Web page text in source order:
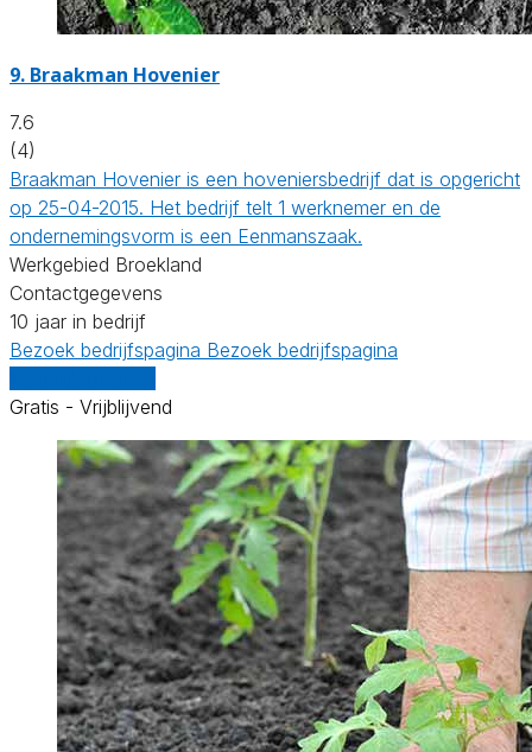
9. Braakman Hovenier
7.6
(4)
Braakman Hovenier is een hoveniersbedrijf dat is opgericht
op 25-04-2015. Het bedrijf telt 1 werknemer en de
ondernemingsvorm is een Eenmanszaak.
Werkgebied Broekland
Contactgegevens
10 jaar in bedrijf
Bezoek bedrijfspagina Bezoek bedrijfspagina
Gratis - Vrijblijvend